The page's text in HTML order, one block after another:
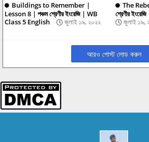
Buildings to Remember |
Lesson 8 | পঞ্চম শ্রেণীর ইংরেজি | WB
Class 5 English
জুলাই ১৯, ২০২২
The
শ্রেণীর
জুলাই ১৯,
আরও পোস্ট লোড করুন